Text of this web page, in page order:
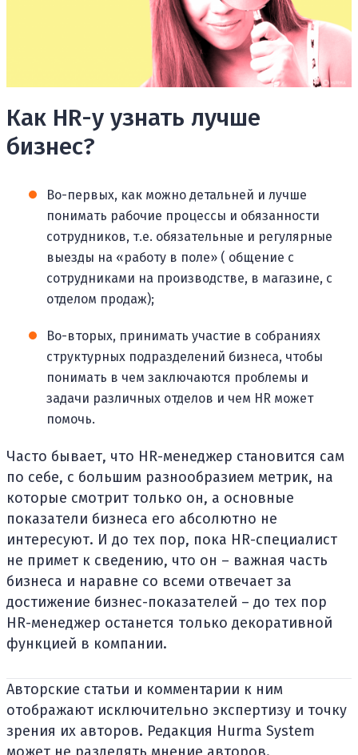
Как HR-у узнать лучше
бизнес?
Во-первых, как можно детальней и лучше
понимать рабочие процессы и обязанности
сотрудников, т.е. обязательные и регулярные
выезды на «работу в поле» ( общение с
сотрудниками на производстве, в магазине, с
отделом продаж);
Во-вторых, принимать участие в собраниях
структурных подразделений бизнеса, чтобы
понимать в чем заключаются проблемы и
задачи различных отделов и чем HR может
помочь.
Часто бывает, что HR-менеджер становится сам
по себе, с большим разнообразием метрик, на
которые смотрит только он, а основные
показатели бизнеса его абсолютно не
интересуют. И до тех пор, пока HR-специалист
не примет к сведению, что он – важная часть
бизнеса и наравне со всеми отвечает за
достижение бизнес-показателей – до тех пор
HR-менеджер останется только декоративной
функцией в компании.
Авторские статьи и комментарии к ним
отображают исключительно экспертизу и точку
зрения их авторов. Редакция Hurma System